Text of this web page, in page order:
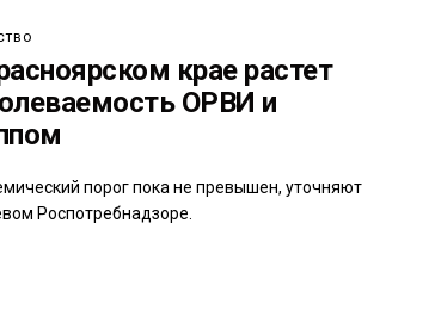
крае растет
ОРВИ и
порог пока не превышен, уточняют
Роспотребнадзоре.